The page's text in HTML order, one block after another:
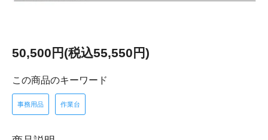
50,500円(税込55,550円)
この商品のキーワード
事務用品 作業台